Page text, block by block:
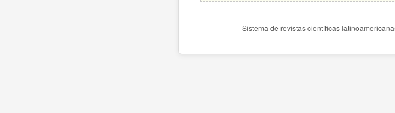
Sistema de revistas científicas